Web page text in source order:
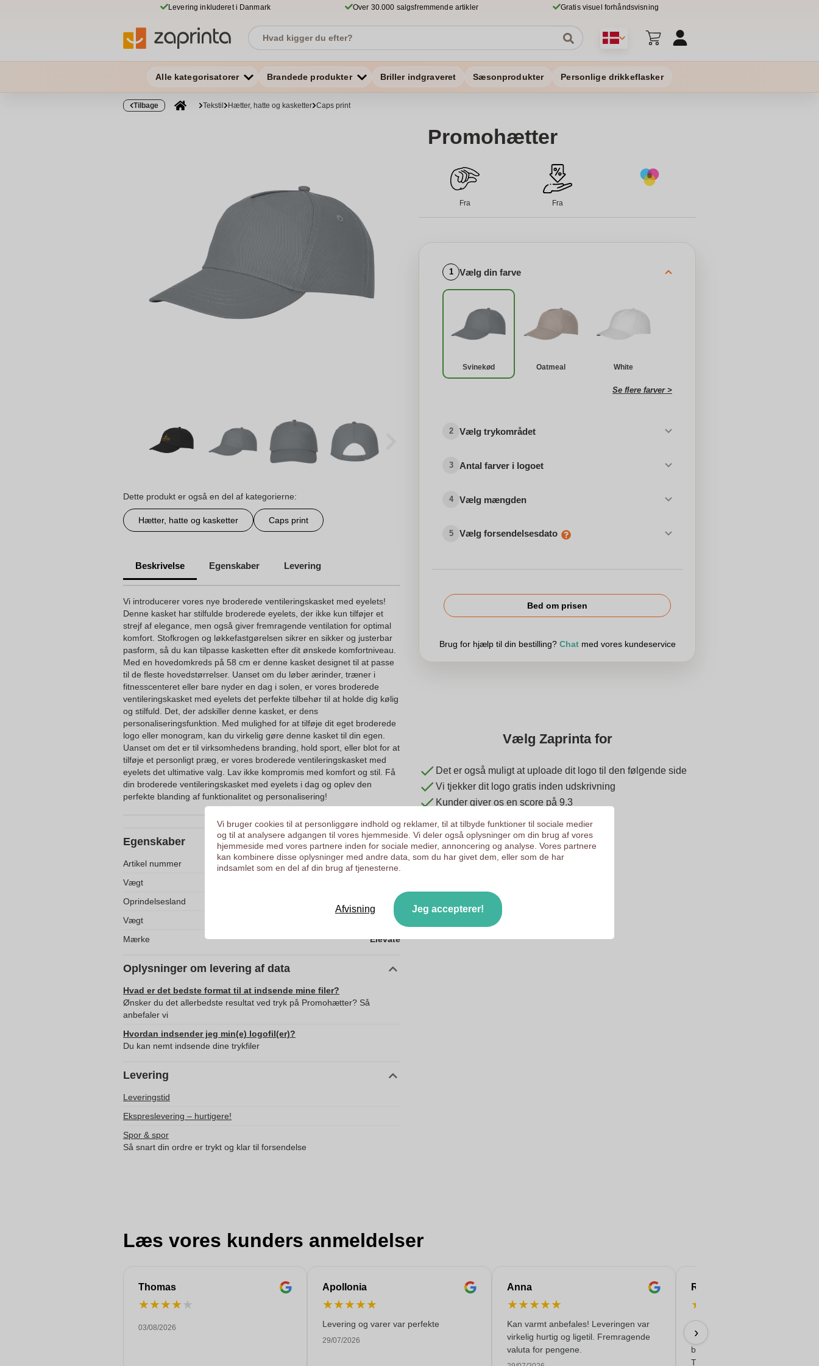
Levering inkluderet i Danmark Over 30.000 salgsfremmende artikler Gratis visuel forhåndsvisning
Alle kategorisatorer Brandede produkter Briller indgraveret Sæsonprodukter Personlige drikkeflasker
Tilbage Tekstil Hætter, hatte og kasketter Caps print
Dette produkt er også en del af kategorierne:
Hætter, hatte og kasketter Caps print
Beskrivelse Egenskaber Levering
Vi introducerer vores nye broderede ventileringskasket med eyelets!
Denne kasket har stilfulde broderede eyelets, der ikke kun tilføjer et
strejf af elegance, men også giver fremragende ventilation for optimal
komfort. Stofkrogen og løkkefastgørelsen sikrer en sikker og justerbar
pasform, så du kan tilpasse kasketten efter dit ønskede komfortniveau.
Med en hovedomkreds på 58 cm er denne kasket designet til at passe
til de fleste hovedstørrelser. Uanset om du løber ærinder, træner i
fitnesscenteret eller bare nyder en dag i solen, er vores broderede
ventileringskasket med eyelets det perfekte tilbehør til at holde dig kølig
og stilfuld. Det, der adskiller denne kasket, er dens
personaliseringsfunktion. Med mulighed for at tilføje dit eget broderede
logo eller monogram, kan du virkelig gøre denne kasket til din egen.
Uanset om det er til virksomhedens branding, hold sport, eller blot for at
tilføje et personligt præg, er vores broderede ventileringskasket med
eyelets det ultimative valg. Lav ikke kompromis med komfort og stil. Få
din broderede ventileringskasket med eyelets i dag og oplev den
perfekte blanding af funktionalitet og personalisering!
Egenskaber
Artikel nummer
10160430
Vægt
Oprindelsesland
Prc
Vægt
41.0
Mærke
Elevate
Oplysninger om levering af data
Hvad er det bedste format til at indsende mine filer?
Ønsker du det allerbedste resultat ved tryk på Promohætter? Så
anbefaler vi
Hvordan indsender jeg min(e) logofil(er)?
Du kan nemt indsende dine trykfiler
Levering
Leveringstid
Ekspreslevering – hurtigere!
Spor & spor
Så snart din ordre er trykt og klar til forsendelse
Promohætter
Fra Fra
1 Vælg din farve
Svinekød Oatmeal White
Se flere farver >
2 Vælg trykområdet
3 Antal farver i logoet
4 Vælg mængden
5 Vælg forsendelsesdato
Bed om prisen
Brug for hjælp til din bestilling? Chatmed vores kundeservice
Vælg Zaprinta for
Det er også muligt at uploade dit logo til den følgende side
Vi tjekker dit logo gratis inden udskrivning
Kunder giver os en score på 9.3
Læs vores kunders anmeldelser
Thomas
★★★★★
03/08/2026
Apollonia
★★★★★
Levering og varer var perfekte
29/07/2026
Anna
★★★★★
Kan varmt anbefales! Leveringen var
virkelig hurtig og ligetil. Fremragende
valuta for pengene.
Rachida
★
Professionel tilgang. Klare og
aftaler. Gode kontakter, der ikke
behandler kunden som et
Tillykke; man kan sjældent regne
›
Vi bruger cookies til at personliggøre indhold og reklamer, til at tilbyde funktioner til sociale medier
og til at analysere adgangen til vores hjemmeside. Vi deler også oplysninger om din brug af vores
hjemmeside med vores partnere inden for sociale medier, annoncering og analyse. Vores partnere
kan kombinere disse oplysninger med andre data, som du har givet dem, eller som de har
indsamlet som en del af din brug af tjenesterne.
Afvisning Jeg accepterer!